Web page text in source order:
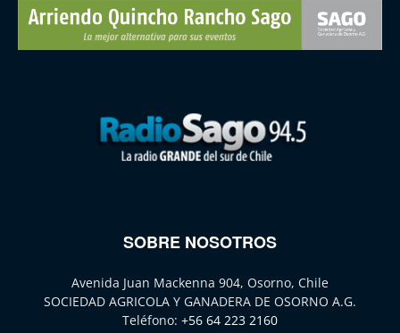
SOBRE NOSOTROS
Avenida Juan Mackenna 904, Osorno, Chile
SOCIEDAD AGRICOLA Y GANADERA DE OSORNO A.G.
Teléfono: +56 64 223 2160